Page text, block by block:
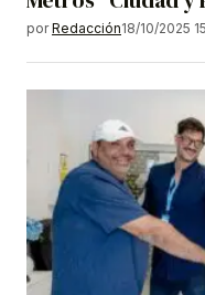
por Redacción18/10/2025